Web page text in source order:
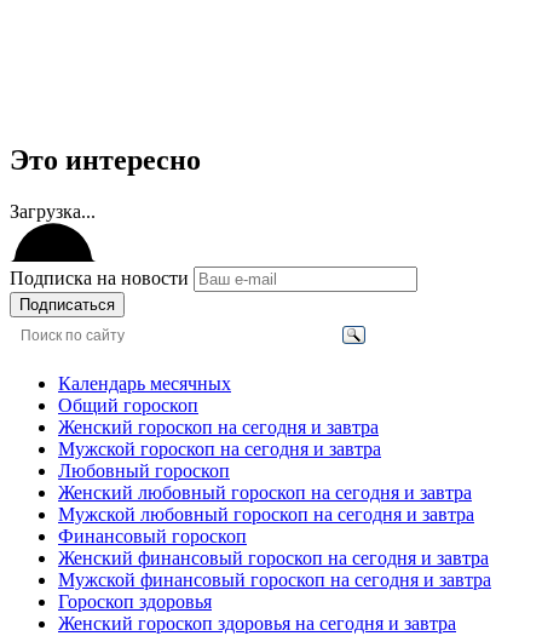
Это интересно
Загрузка...
Подписка на новости
Подписаться
Календарь месячных
Общий гороскоп
Женский гороскоп на сегодня и завтра
Мужской гороскоп на сегодня и завтра
Любовный гороскоп
Женский любовный гороскоп на сегодня и завтра
Мужской любовный гороскоп на сегодня и завтра
Финансовый гороскоп
Женский финансовый гороскоп на сегодня и завтра
Мужской финансовый гороскоп на сегодня и завтра
Гороскоп здоровья
Женский гороскоп здоровья на сегодня и завтра